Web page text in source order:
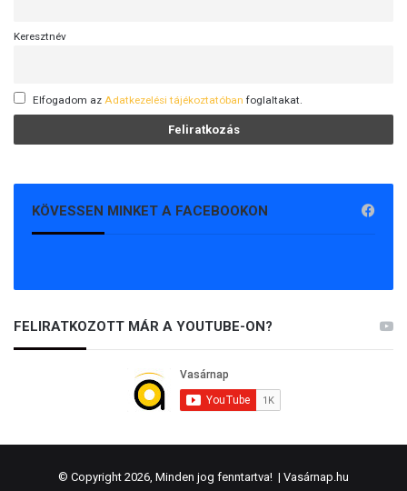
Keresztnév
Elfogadom az Adatkezelési tájékoztatóban foglaltakat.
KÖVESSEN MINKET A FACEBOOKON
FELIRATKOZOTT MÁR A YOUTUBE-ON?
© Copyright 2026, Minden jog fenntartva! | Vasárnap.hu